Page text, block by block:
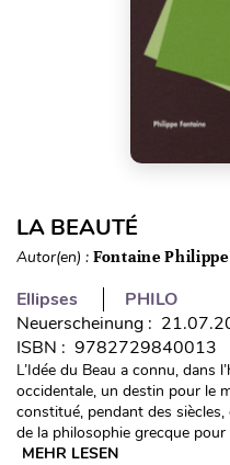
LA BEAUTÉ
Autor(en) : Fontaine Philippe
Ellipses
PHILO
Neuerscheinung :
ISBN : 9782729840013
L’Idée du Beau a connu, dans
occidentale, un destin pour le
constitué, pendant des
de la philosophie grecque pour
MEHR LESEN